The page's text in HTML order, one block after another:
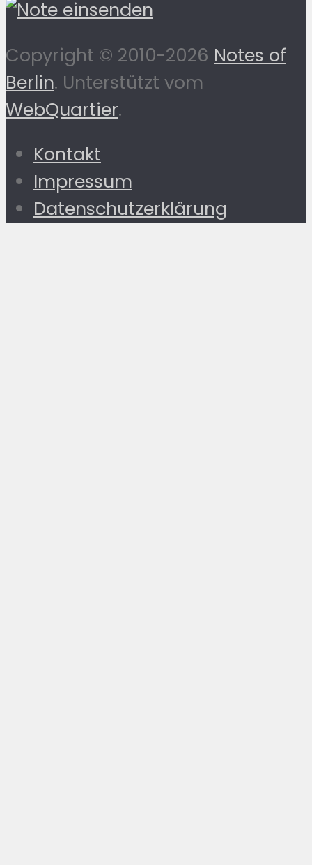
Copyright © 2010-2026 Notes of
Berlin. Unterstützt vom
WebQuartier.
Kontakt
Impressum
Datenschutzerklärung